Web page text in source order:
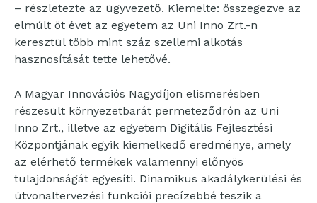
– részletezte az ügyvezető. Kiemelte: összegezve az
elmúlt öt évet az egyetem az Uni Inno Zrt.-n
keresztül több mint száz szellemi alkotás
hasznosítását tette lehetővé.
A Magyar Innovációs Nagydíjon elismerésben
részesült környezetbarát permeteződrón az Uni
Inno Zrt., illetve az egyetem Digitális Fejlesztési
Központjának egyik kiemelkedő eredménye, amely
az elérhető termékek valamennyi előnyös
tulajdonságát egyesíti. Dinamikus akadálykerülési és
útvonaltervezési funkciói precízebbé teszik a